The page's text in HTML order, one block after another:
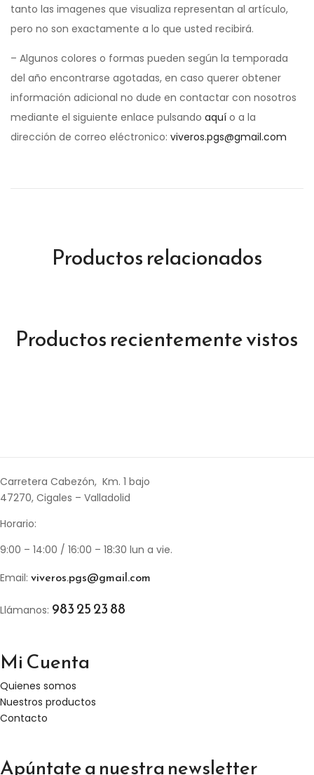
tanto las imagenes que visualiza representan al artículo,
pero no son exactamente a lo que usted recibirá.
– Algunos colores o formas pueden según la temporada
del año encontrarse agotadas, en caso querer obtener
información adicional no dude en contactar con nosotros
mediante el siguiente enlace pulsando aquí o a la
dirección de correo eléctronico: viveros.pgs@gmail.com
Productos relacionados
Productos recientemente vistos
Carretera Cabezón, Km. 1 bajo
47270, Cigales – Valladolid
Horario:
9:00 – 14:00 / 16:00 – 18:30 lun a vie.
Email: viveros.pgs@gmail.com
Llámanos: 983 25 23 88
Mi Cuenta
Quienes somos
Nuestros productos
Contacto
Apúntate a nuestra newsletter